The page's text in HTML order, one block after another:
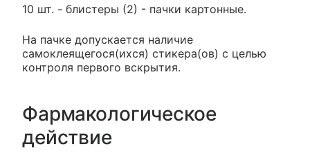
10 шт. - блистеры (2) - пачки картонные.
На пачке допускается наличие
самоклеящегося(ихся) стикера(ов) с целью
контроля первого вскрытия.
Фармакологическое
действие